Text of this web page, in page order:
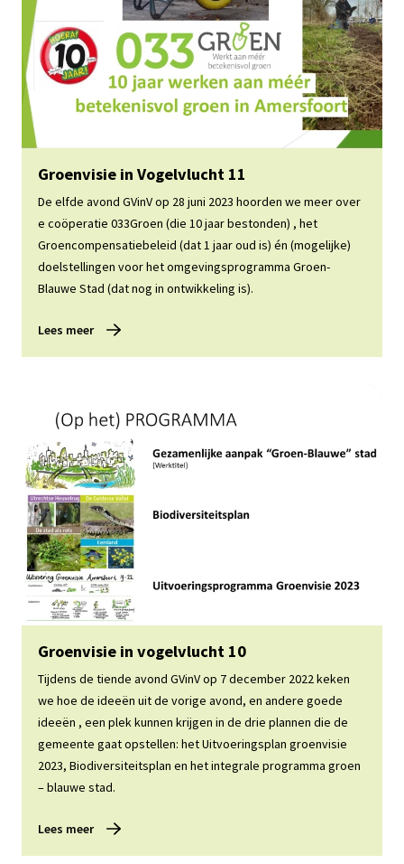
Lees meer
Groenvisie in Vogelvlucht 11
De elfde avond GVinV op 28 juni 2023 hoorden we meer over
e coöperatie 033Groen (die 10 jaar bestonden) , het
Groencompensatiebeleid (dat 1 jaar oud is) én (mogelijke)
doelstellingen voor het omgevingsprogramma Groen-
Blauwe Stad (dat nog in ontwikkeling is).
Lees meer
Lees meer
Groenvisie in vogelvlucht 10
Tijdens de tiende avond GVinV op 7 december 2022 keken
we hoe de ideeën uit de vorige avond, en andere goede
ideeën , een plek kunnen krijgen in de drie plannen die de
gemeente gaat opstellen: het Uitvoeringsplan groenvisie
2023, Biodiversiteitsplan en het integrale programma groen
– blauwe stad.
Lees meer